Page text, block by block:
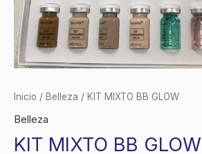
Inicio / Belleza / KIT MIXTO BB GLOW
Belleza
KIT MIXTO BB GLOW